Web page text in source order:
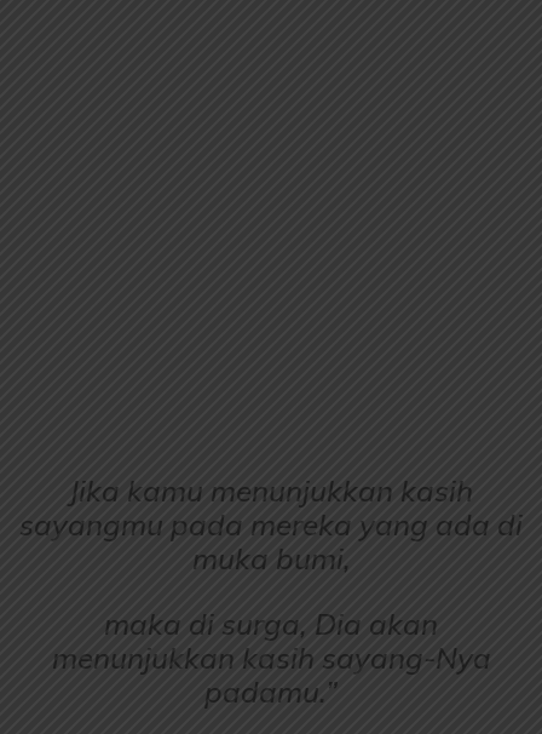
Jika kamu menunjukkan kasih
sayangmu pada mereka yang ada di
muka bumi,
maka di surga, Dia akan
menunjukkan kasih sayang-Nya
padamu.”